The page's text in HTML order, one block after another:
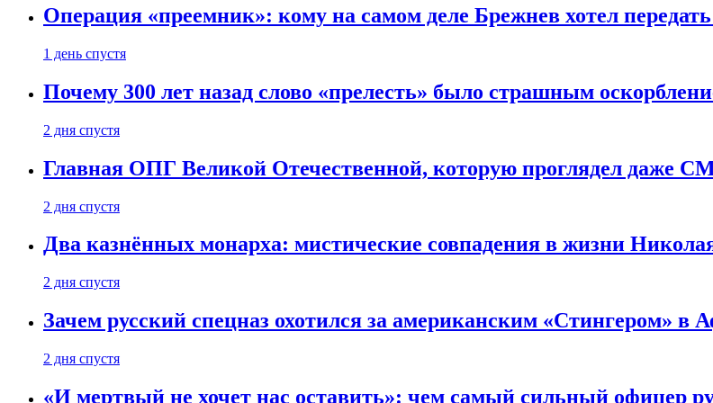
Операция «преемник»: кому на самом деле Брежнев хотел
1 день спустя
Почему 300 лет назад слово «прелесть» было страшным
2 дня спустя
Главная ОПГ Великой Отечественной, которую проглядел даже
2 дня спустя
Два казнённых монарха: мистические совпадения в жизни
2 дня спустя
Зачем русский спецназ охотился за американским «Стингером» в
2 дня спустя
«И мертвый не хочет нас оставить»: чем самый сильный офицер